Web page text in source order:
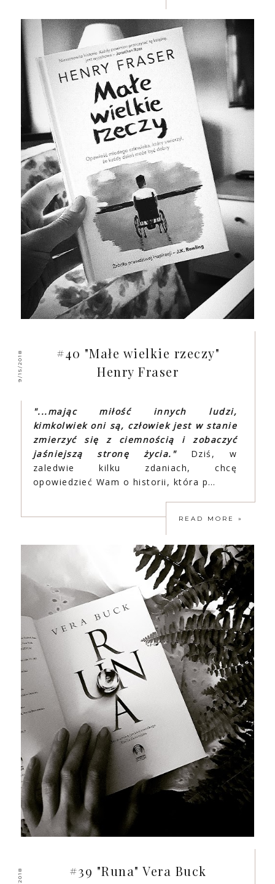
9/15/2018
#40 "Małe wielkie rzeczy"
Henry Fraser
"...mając miłość innych ludzi,
kimkolwiek oni są, człowiek jest w stanie
zmierzyć się z ciemnością i zobaczyć
jaśniejszą stronę życia."Dziś, w
zaledwie kilku zdaniach, chcę
opowiedzieć Wam o historii, która p…
READ MORE »
#39 "Runa" Vera Buck